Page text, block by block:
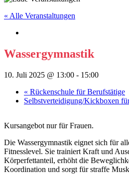
« Alle Veranstaltungen
Wassergymnastik
10. Juli 2025 @ 13:00 - 15:00
« Rückenschule für Berufstätige
Selbstverteidigung/Kickboxen
Kursangebot nur für Frauen.
Die Wassergymnastik eignet sich für
Fitnesslevel. Sie trainiert Kraft und
Körperfettanteil, erhöht die
Koordination und sorgt für straffe